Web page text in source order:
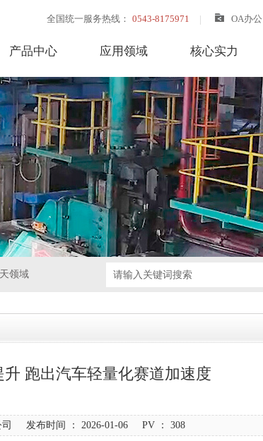
全国统一服务热线： 0543-8175971 OA办公
产品中心 应用领域 核心实力
领域
跑出汽车轻量化赛道加速度
司 发布时间 ： 2026-01-06 PV ： 308